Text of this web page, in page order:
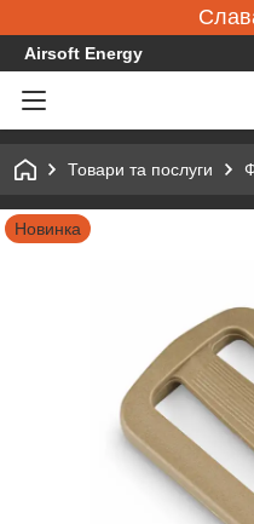
Airsoft Energy
Товари та послуги
Новинка